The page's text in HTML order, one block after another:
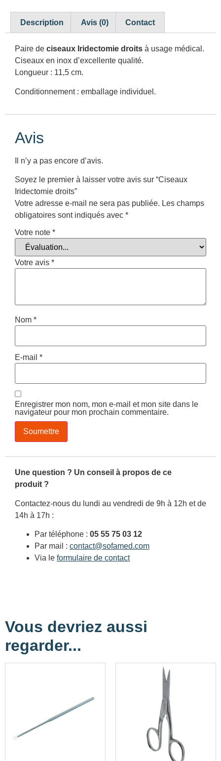
Description Avis (0) Contact
Paire de ciseaux Iridectomie droits à usage médical.
Ciseaux en inox d’excellente qualité.
Longueur : 11,5 cm.
Conditionnement : emballage individuel.
Avis
Il n’y a pas encore d’avis.
Soyez le premier à laisser votre avis sur “Ciseaux
Iridectomie droits”
Votre adresse e-mail ne sera pas publiée. Les champs
obligatoires sont indiqués avec *
Votre note *
Votre avis *
Nom *
E-mail *
Enregistrer mon nom, mon e-mail et mon site dans le
navigateur pour mon prochain commentaire.
Une question ? Un conseil à propos de ce
produit ?
Contactez-nous du lundi au vendredi de 9h à 12h et de
14h à 17h :
Par téléphone : 05 55 75 03 12
Par mail : contact@sofamed.com
Via le formulaire de contact
Vous devriez aussi
regarder...